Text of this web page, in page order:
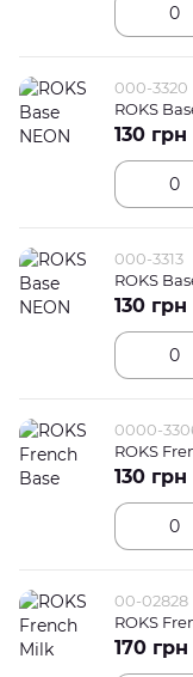
000-3320
ROKS
130 грн
000-3313
ROKS
130 грн
0000-
ROKS
130 грн
00-02828
ROKS
170 грн